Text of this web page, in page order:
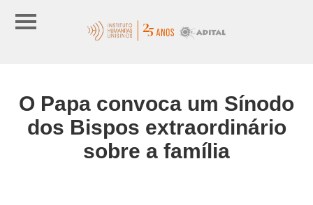
O Papa convoca um Sínodo
dos Bispos extraordinário
sobre a família